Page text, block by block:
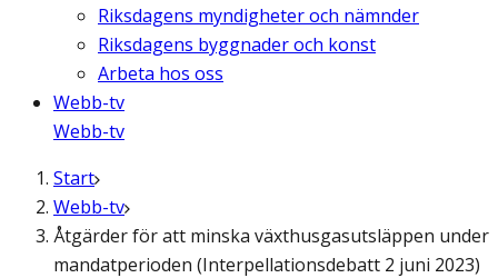
Riksdagens myndigheter och nämnder
Riksdagens byggnader och konst
Arbeta hos oss
Webb-tv
Webb-tv
Start
Webb-tv
Åtgärder för att minska växthusgasutsläppen under
mandatperioden (Interpellationsdebatt 2 juni 2023)